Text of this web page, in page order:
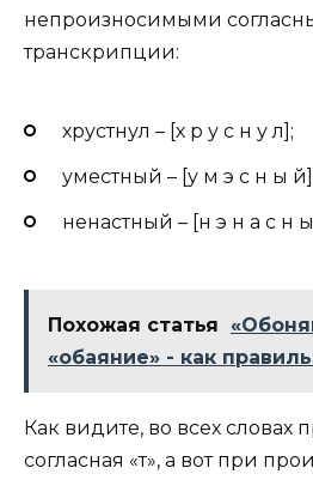
непроизносимыми
транскрипции:
хрустнул – [х р у с н у л];
уместный – [у м э с н ы
ненастный – [н э н а с н
Похожая статья
«обаяние» - как
Как видите, во всех словах
согласная «т», а вот при